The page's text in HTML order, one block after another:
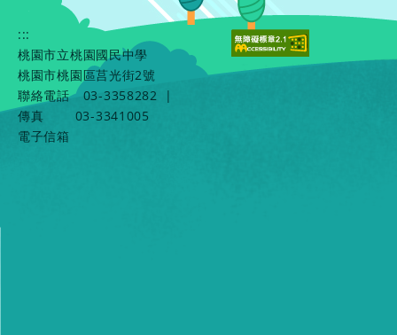
:::
桃園市立桃園國民中學
桃園市桃園區莒光街2號
聯絡電話
03-3358282
|
傳真
03-3341005
電子信箱